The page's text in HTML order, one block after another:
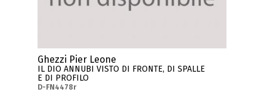
Ghezzi Pier Leone
IL DIO ANNUBI VISTO DI FRONTE, DI SPALLE
E DI PROFILO
D-FN4478r